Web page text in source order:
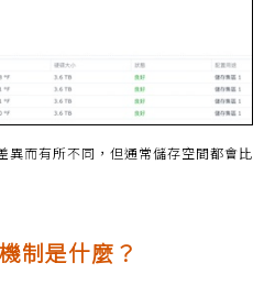
異而有所不同，但通常儲存空間都會比
制是什麼？